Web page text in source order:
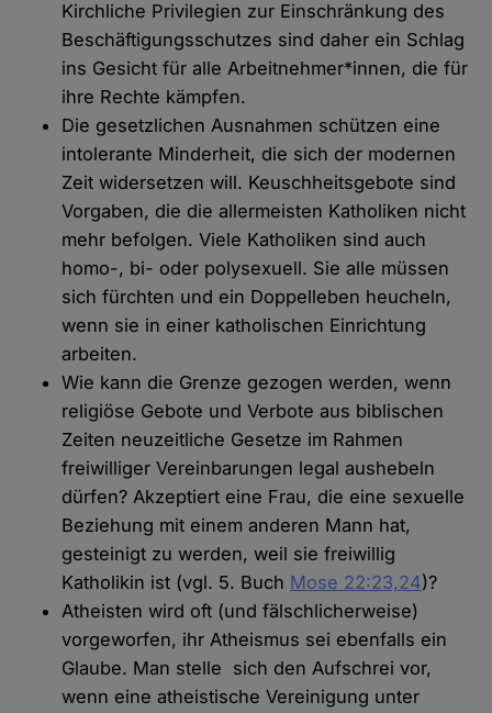
Kirchliche Privilegien zur Einschränkung des
Beschäftigungsschutzes sind daher ein Schlag
ins Gesicht für alle Arbeitnehmer*innen, die für
ihre Rechte kämpfen.
Die gesetzlichen Ausnahmen schützen eine
intolerante Minderheit, die sich der modernen
Zeit widersetzen will. Keuschheitsgebote sind
Vorgaben, die die allermeisten Katholiken nicht
mehr befolgen. Viele Katholiken sind auch
homo-, bi- oder polysexuell. Sie alle müssen
sich fürchten und ein Doppelleben heucheln,
wenn sie in einer katholischen Einrichtung
arbeiten.
Wie kann die Grenze gezogen werden, wenn
religiöse Gebote und Verbote aus biblischen
Zeiten neuzeitliche Gesetze im Rahmen
freiwilliger Vereinbarungen legal aushebeln
dürfen? Akzeptiert eine Frau, die eine sexuelle
Beziehung mit einem anderen Mann hat,
gesteinigt zu werden, weil sie freiwillig
Katholikin ist (vgl. 5. Buch Mose 22:23,24)?
Atheisten wird oft (und fälschlicherweise)
vorgeworfen, ihr Atheismus sei ebenfalls ein
Glaube. Man stelle sich den Aufschrei vor,
wenn eine atheistische Vereinigung unter